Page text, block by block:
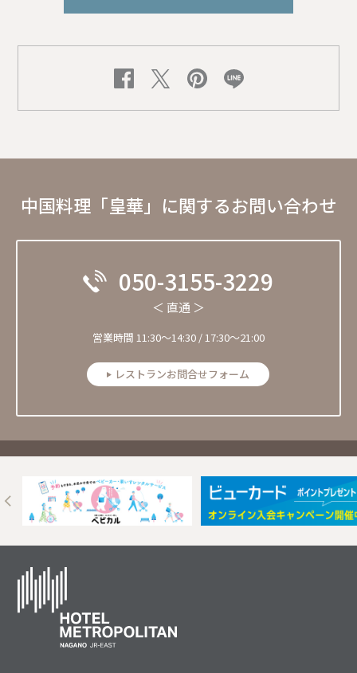
中国料理「皇華」に関するお問い合わせ
050-3155-3229
＜ 直通 ＞
営業時間 11:30〜14:30 / 17:30～21:00
レストランお問合せフォーム